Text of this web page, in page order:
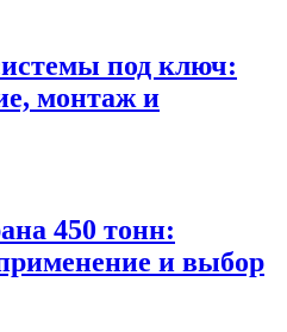
под ключ:
монтаж и
450 тонн:
и выбор